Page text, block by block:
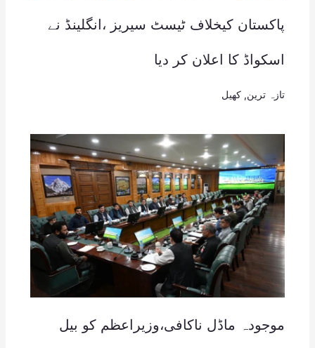
پاکستان کیخلاف ٹیسٹ سیریز ،انگلینڈ نے
اسکواڈ کا اعلان کر دیا
تازہ ترین کھیل
موجودہ ماڈل ناکافی،وزیراعظم کو بیل